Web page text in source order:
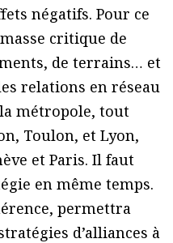
négatifs. Pour ce
critique de
de terrains… et
relations en réseau
métropole, tout
Toulon, et Lyon,
et Paris. Il faut
en même temps.
permettra
d’alliances à